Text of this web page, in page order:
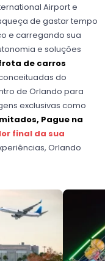
Airport e
de gastar tempo
e carregando sua
e soluções
de carros
do
de Orlando para
exclusivas como
Pague na
final da sua
Orlando